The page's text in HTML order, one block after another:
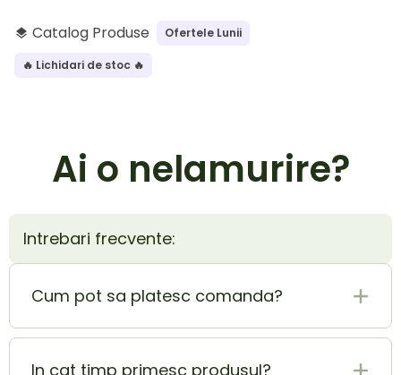
layers Catalog Produse Ofertele Lunii
🔥 Lichidari de stoc 🔥
Ai o nelamurire?
Intrebari frecvente:
Cum pot sa platesc comanda?
Plata la livrare (ramburs) este cel mai sigur si
mai usor mod de plata. In acelasi timp poti
In cat timp primesc produsul?